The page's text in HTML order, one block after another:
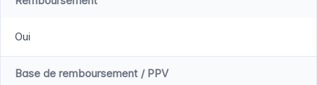
Oui
Base de remboursement / PPV